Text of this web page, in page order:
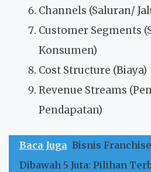
Channels (Saluran/
Customer Segments
Konsumen)
Cost Structure (Biaya)
Revenue Streams
Pendapatan)
Baca Juga Bisnis Franchise
Dibawah 5 Juta: Pilihan